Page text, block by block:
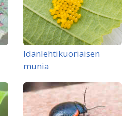
Idänlehtikuoriaisen
munia